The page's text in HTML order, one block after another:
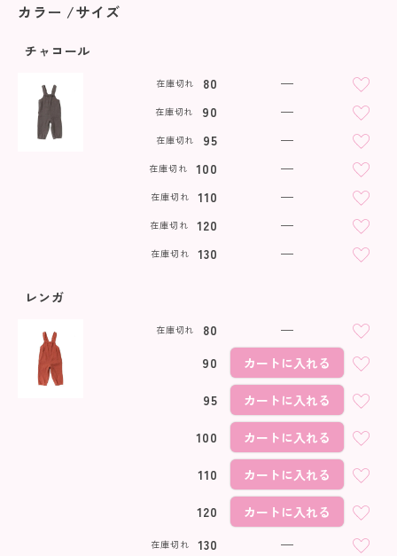
カラー サイズ
チャコール
80
在庫切れ
—
90
在庫切れ
—
95
在庫切れ
—
100
在庫切れ
—
110
在庫切れ
—
120
在庫切れ
—
130
在庫切れ —
レンガ
80
在庫切れ
—
90
カートに入れる
95 カートに入れる
100 カートに入れる
110 カートに入れる
120
カートに入れる
130
在庫切れ —